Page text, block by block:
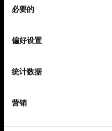
必要的
偏好设置
统计数据
营销